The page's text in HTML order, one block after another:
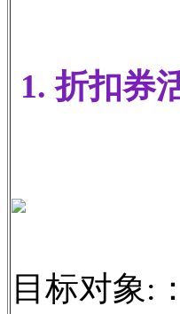
1. 折扣券
目标对象: